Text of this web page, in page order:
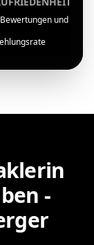
und
-